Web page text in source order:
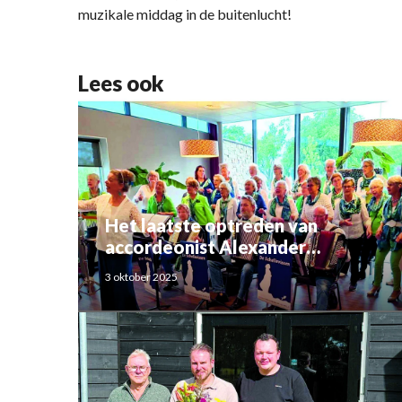
muzikale middag in de buitenlucht!
Lees ook
Het laatste optreden van
accordeonist Alexander
Schoemaker
3 oktober 2025